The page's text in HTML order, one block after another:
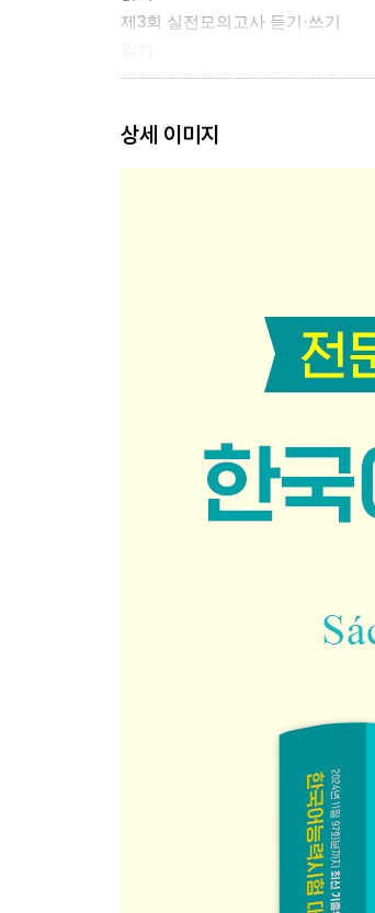
제3회 실전모의고사 듣기·쓰기
제4회 실전모의고사 듣기·쓰기
제5회 실전모의고사 듣기·쓰기
읽기
제5회 실전모의고사
■어휘 색인(ㄱ~ㅎ)
상세 이미지